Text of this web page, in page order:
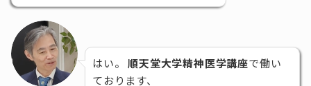
はい。 順天堂大学精神医学講座で働い
ております、